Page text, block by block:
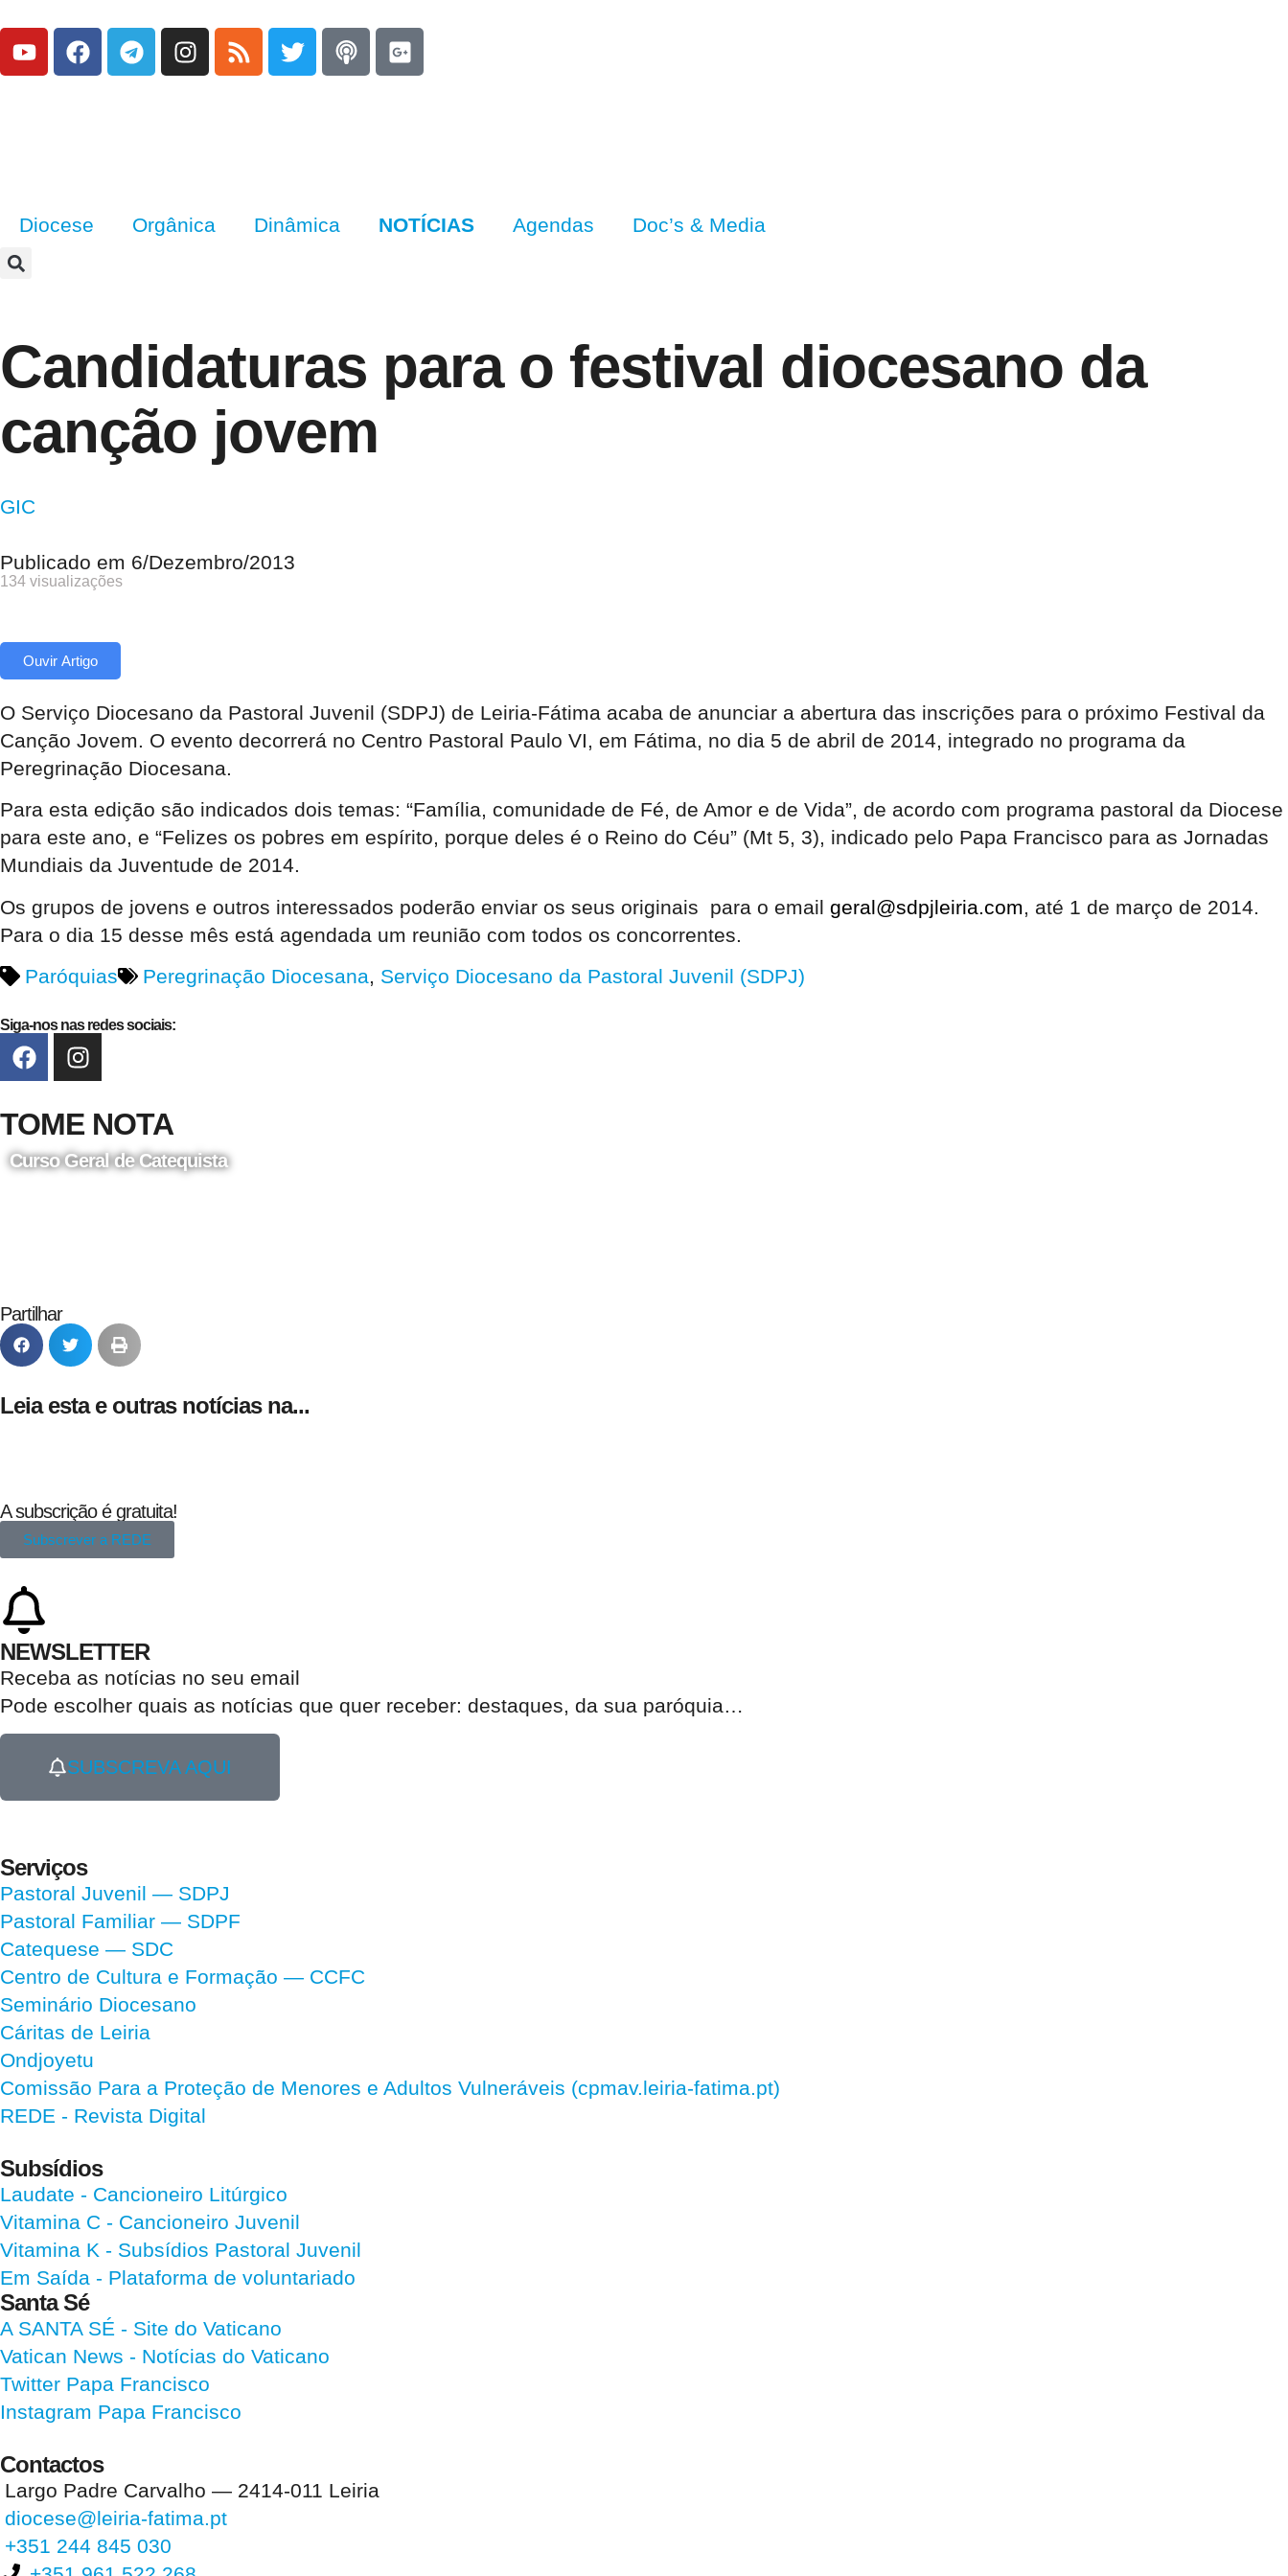
Diocese Orgânica Dinâmica NOTÍCIAS Agendas Doc’s & Media
Candidaturas para o festival diocesano da
canção jovem
GIC
Publicado em 6/Dezembro/2013
134 visualizações
Ouvir Artigo
O Serviço Diocesano da Pastoral Juvenil (SDPJ) de Leiria-Fátima acaba de anunciar a abertura das inscrições para o próximo Festival da
Canção Jovem. O evento decorrerá no Centro Pastoral Paulo VI, em Fátima, no dia 5 de abril de 2014, integrado no programa da
Peregrinação Diocesana.
Para esta edição são indicados dois temas: “Família, comunidade de Fé, de Amor e de Vida”, de acordo com programa pastoral da Diocese
para este ano, e “Felizes os pobres em espírito, porque deles é o Reino do Céu” (Mt 5, 3), indicado pelo Papa Francisco para as Jornadas
Mundiais da Juventude de 2014.
Os grupos de jovens e outros interessados poderão enviar os seus originais para o email geral@sdpjleiria.com, até 1 de março de 2014.
Para o dia 15 desse mês está agendada um reunião com todos os concorrentes.
Paróquias
Peregrinação Diocesana, Serviço Diocesano da Pastoral Juvenil (SDPJ)
Siga-nos nas redes sociais:
TOME NOTA
Curso Geral de Catequista
Partilhar
Leia esta e outras notícias na...
A subscrição é gratuita!
Subscrever a REDE
NEWSLETTER
Receba as notícias no seu email​
Pode escolher quais as notícias que quer receber: destaques, da sua paróquia…
SUBSCREVA AQUI
Serviços
Pastoral Juvenil — SDPJ
Pastoral Familiar — SDPF
Catequese — SDC
Centro de Cultura e Formação — CCFC
Seminário Diocesano
Cáritas de Leiria
Ondjoyetu
Comissão Para a Proteção de Menores e Adultos Vulneráveis (cpmav.leiria-fatima.pt)
REDE - Revista Digital
Subsídios
Laudate - Cancioneiro Litúrgico
Vitamina C - Cancioneiro Juvenil
Vitamina K - Subsídios Pastoral Juvenil
Em Saída - Plataforma de voluntariado
Santa Sé
A SANTA SÉ - Site do Vaticano
Vatican News - Notícias do Vaticano
Twitter Papa Francisco
Instagram Papa Francisco
Contactos
Largo Padre Carvalho — 2414-011 Leiria
diocese@leiria-fatima.pt
+351 244 845 030